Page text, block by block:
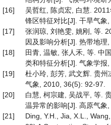
[16]
吴哲红, 陈贞宏, 白慧.
锋区特征对比[J]. 干旱气象
[17]
张润琼, 刘艳雯, 姚刚, 等.
因及影响分析[J]. 热带地
[18]
田青, 温敏, 张人禾, 等. 中
类和特征分析[J]. 气象学报
[19]
杜小玲, 彭芳, 武文辉. 贵州
气象, 2010, 36(5): 92-97.
[20]
白慧, 柯宗建, 吴战平, 等.
温异常的影响[J]. 高原气象
[21]
Ding, Y.H., Jia, X.L.,